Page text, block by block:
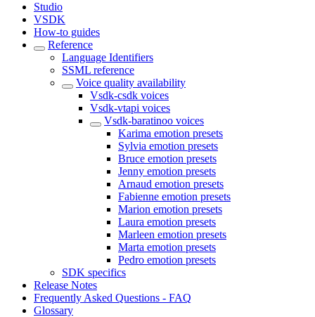
Studio
VSDK
How-to guides
Reference
Language Identifiers
SSML reference
Voice quality availability
Vsdk-csdk voices
Vsdk-vtapi voices
Vsdk-baratinoo voices
Karima emotion presets
Sylvia emotion presets
Bruce emotion presets
Jenny emotion presets
Arnaud emotion presets
Fabienne emotion presets
Marion emotion presets
Laura emotion presets
Marleen emotion presets
Marta emotion presets
Pedro emotion presets
SDK specifics
Release Notes
Frequently Asked Questions - FAQ
Glossary